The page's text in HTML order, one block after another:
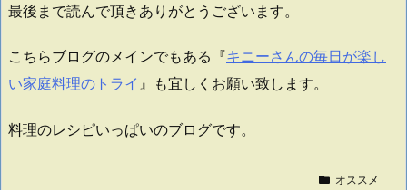
最後まで読んで頂きありがとうございます。
こちらブログのメインでもある『キニーさんの毎日が楽し
い家庭料理のトライ 』も宜しくお願い致します。
料理のレシピいっぱいのブログです。
オススメ